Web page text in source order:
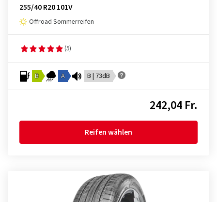
255/40 R20 101V
Offroad Sommerreifen
(5)
B A B | 73dB
242,04 Fr.
Reifen wählen